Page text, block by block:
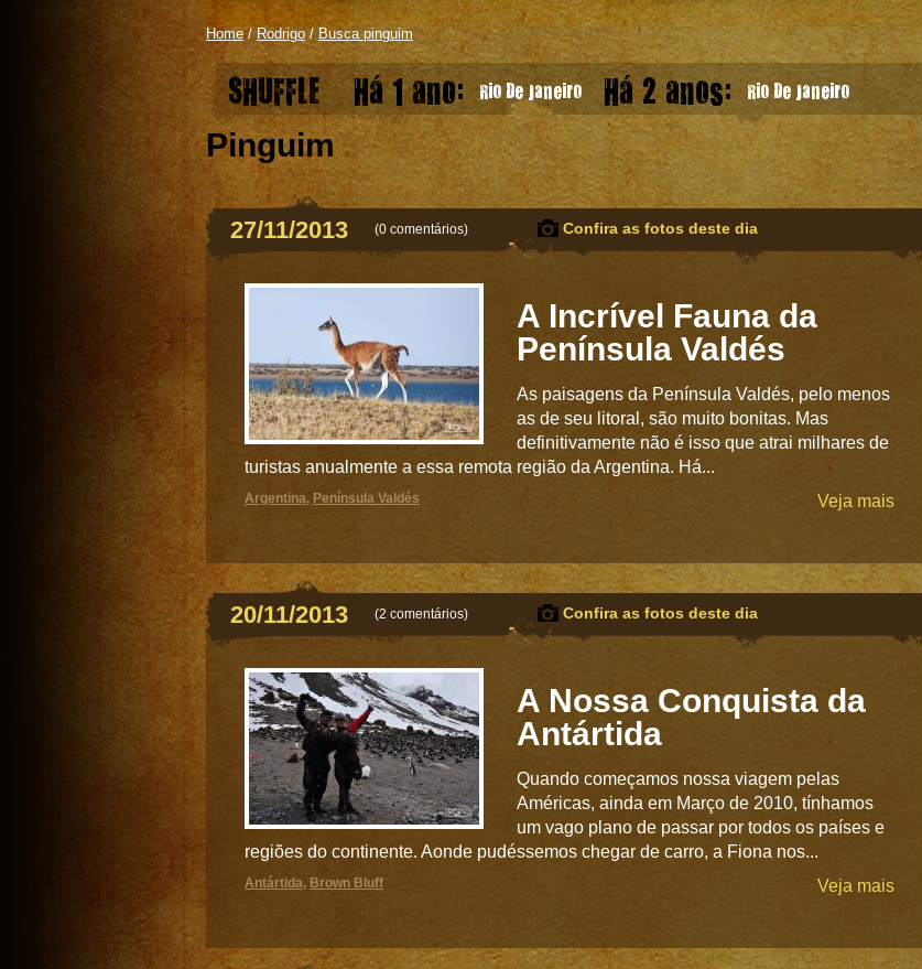
Home/ Rodrigo /Busca pinguim
SHUFFLE Há 1 ano: Rio De Janeiro Há 2 anos: Rio De Janeiro
Pinguim
27/11/2013 (0 comentários) Confira as fotos deste dia
A Incrível Fauna da
Península Valdés
As paisagens da Península Valdés, pelo menos
as de seu litoral, são muito bonitas. Mas
definitivamente não é isso que atrai milhares de
turistas anualmente a essa remota região da Argentina. Há...
Veja mais
Argentina, Península Valdés
20/11/2013 (2 comentários) Confira as fotos deste dia
A Nossa Conquista da
Antártida
Quando começamos nossa viagem pelas
Américas, ainda em Março de 2010, tínhamos
um vago plano de passar por todos os países e
regiões do continente. Aonde pudéssemos chegar de carro, a Fiona nos...
Veja mais
Antártida, Brown Bluff